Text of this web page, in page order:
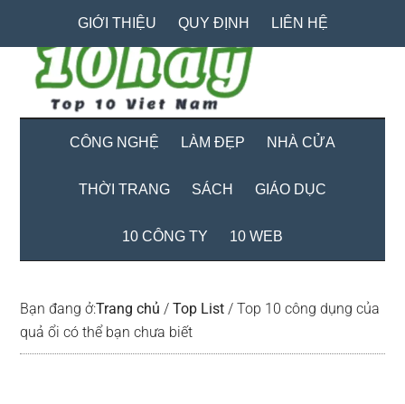
content
secondary
menu
primary
sidebar
GIỚI THIỆU QUY ĐỊNH LIÊN HỆ
CÔNG NGHỆ LÀM ĐẸP NHÀ CỬA
THỜI TRANG SÁCH GIÁO DỤC
10 CÔNG TY 10 WEB
Bạn đang ở:Trang chủ / Top List / Top 10 công dụng của
quả ổi có thể bạn chưa biết